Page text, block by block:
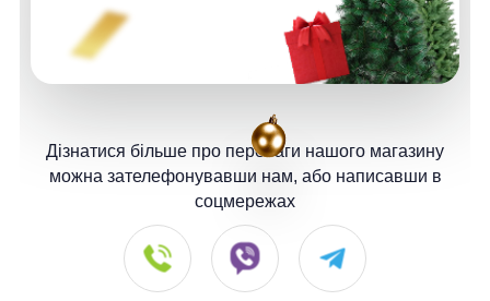
Дізнатися більше про переваги нашого магазину
можна зателефонувавши нам, або написавши в
соцмережах